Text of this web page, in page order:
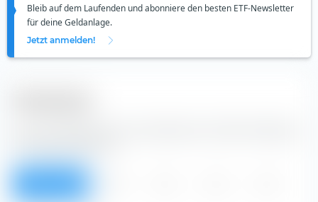
Bleib auf dem Laufenden und abonniere den besten ETF-Newsletter
für deine Geldanlage.
Jetzt anmelden!